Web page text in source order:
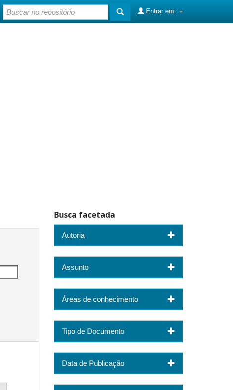
Entrar em:
Busca facetada
Autoria
Assunto
Áreas de conhecimento
Tipo de Documento
Data de Publicação